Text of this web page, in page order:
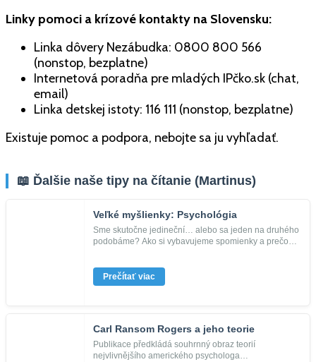
Linky pomoci a krízové kontakty na Slovensku:
Linka dôvery Nezábudka: 0800 800 566
(nonstop, bezplatne)
Internetová poradňa pre mladých IPčko.sk (chat,
email)
Linka detskej istoty: 116 111 (nonstop, bezplatne)
Existuje pomoc a podpora, nebojte sa ju vyhľadať.
📖 Ďalšie naše tipy na čítanie (Martinus)
Veľké myšlienky: Psychológia
Sme skutočne jedineční… alebo sa jeden na druhého
podobáme? Ako si vybavujeme spomienky a prečo
Prečítať viac
Carl Ransom Rogers a jeho teorie
Publikace předkládá souhrnný obraz teorií
nejvlivnějšího amerického psychologa